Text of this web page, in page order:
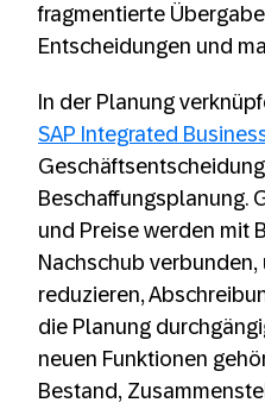
fragmentierte
Entscheidungen und
In der Planung
SAP Integrated
Beschaffungsplanung.
und Preise werden mit
Nachschub
reduzieren,
die Planung
neuen Funktionen
Bestand,